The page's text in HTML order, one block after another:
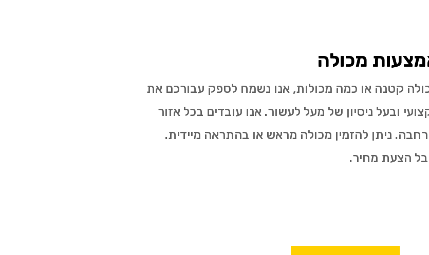
מכולה
קטנה או כמה מכולות, אנו נשמח לספק עבורכם את
ובעל ניסיון של מעל לעשור. אנו עובדים בכל אזור
ניתן להזמין מכולה מראש או בהתראה מיידית.
הצעת מחיר.